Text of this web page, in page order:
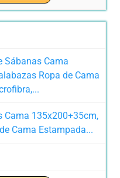
Cama 135x200+35cm,
Cama Estampada...